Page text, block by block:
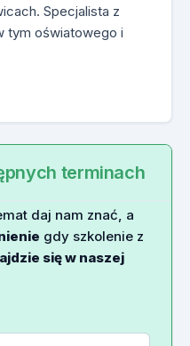
Specjalista z
tym oświatowego i
terminach
daj nam znać, a
gdy szkolenie z
się w naszej